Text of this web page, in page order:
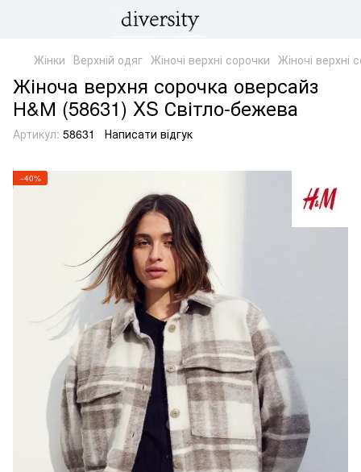
Жінки Верхній одяг Жіночі верхні сорочки Жіночі верхні
Жіноча верхня сорочка оверсайз
Н&М (58631) XS Світло-бежева
Артикул: 58631 Написати відгук
−40%